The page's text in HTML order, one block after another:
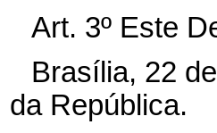
Art. 3º Este
Brasília, 22
da República.